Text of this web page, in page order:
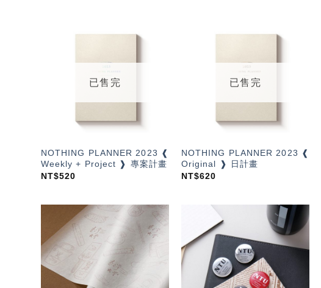
已售完
NOTHING PLANNER 2023 ❰
Weekly + Project ❱ 專案計畫
NT$520
已售完
NOTHING PLANNER 2023 ❰
Original ❱ 日計畫
NT$620
加入
加入
「願